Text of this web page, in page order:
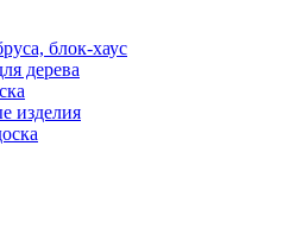
блок-хаус
дерева
изделия